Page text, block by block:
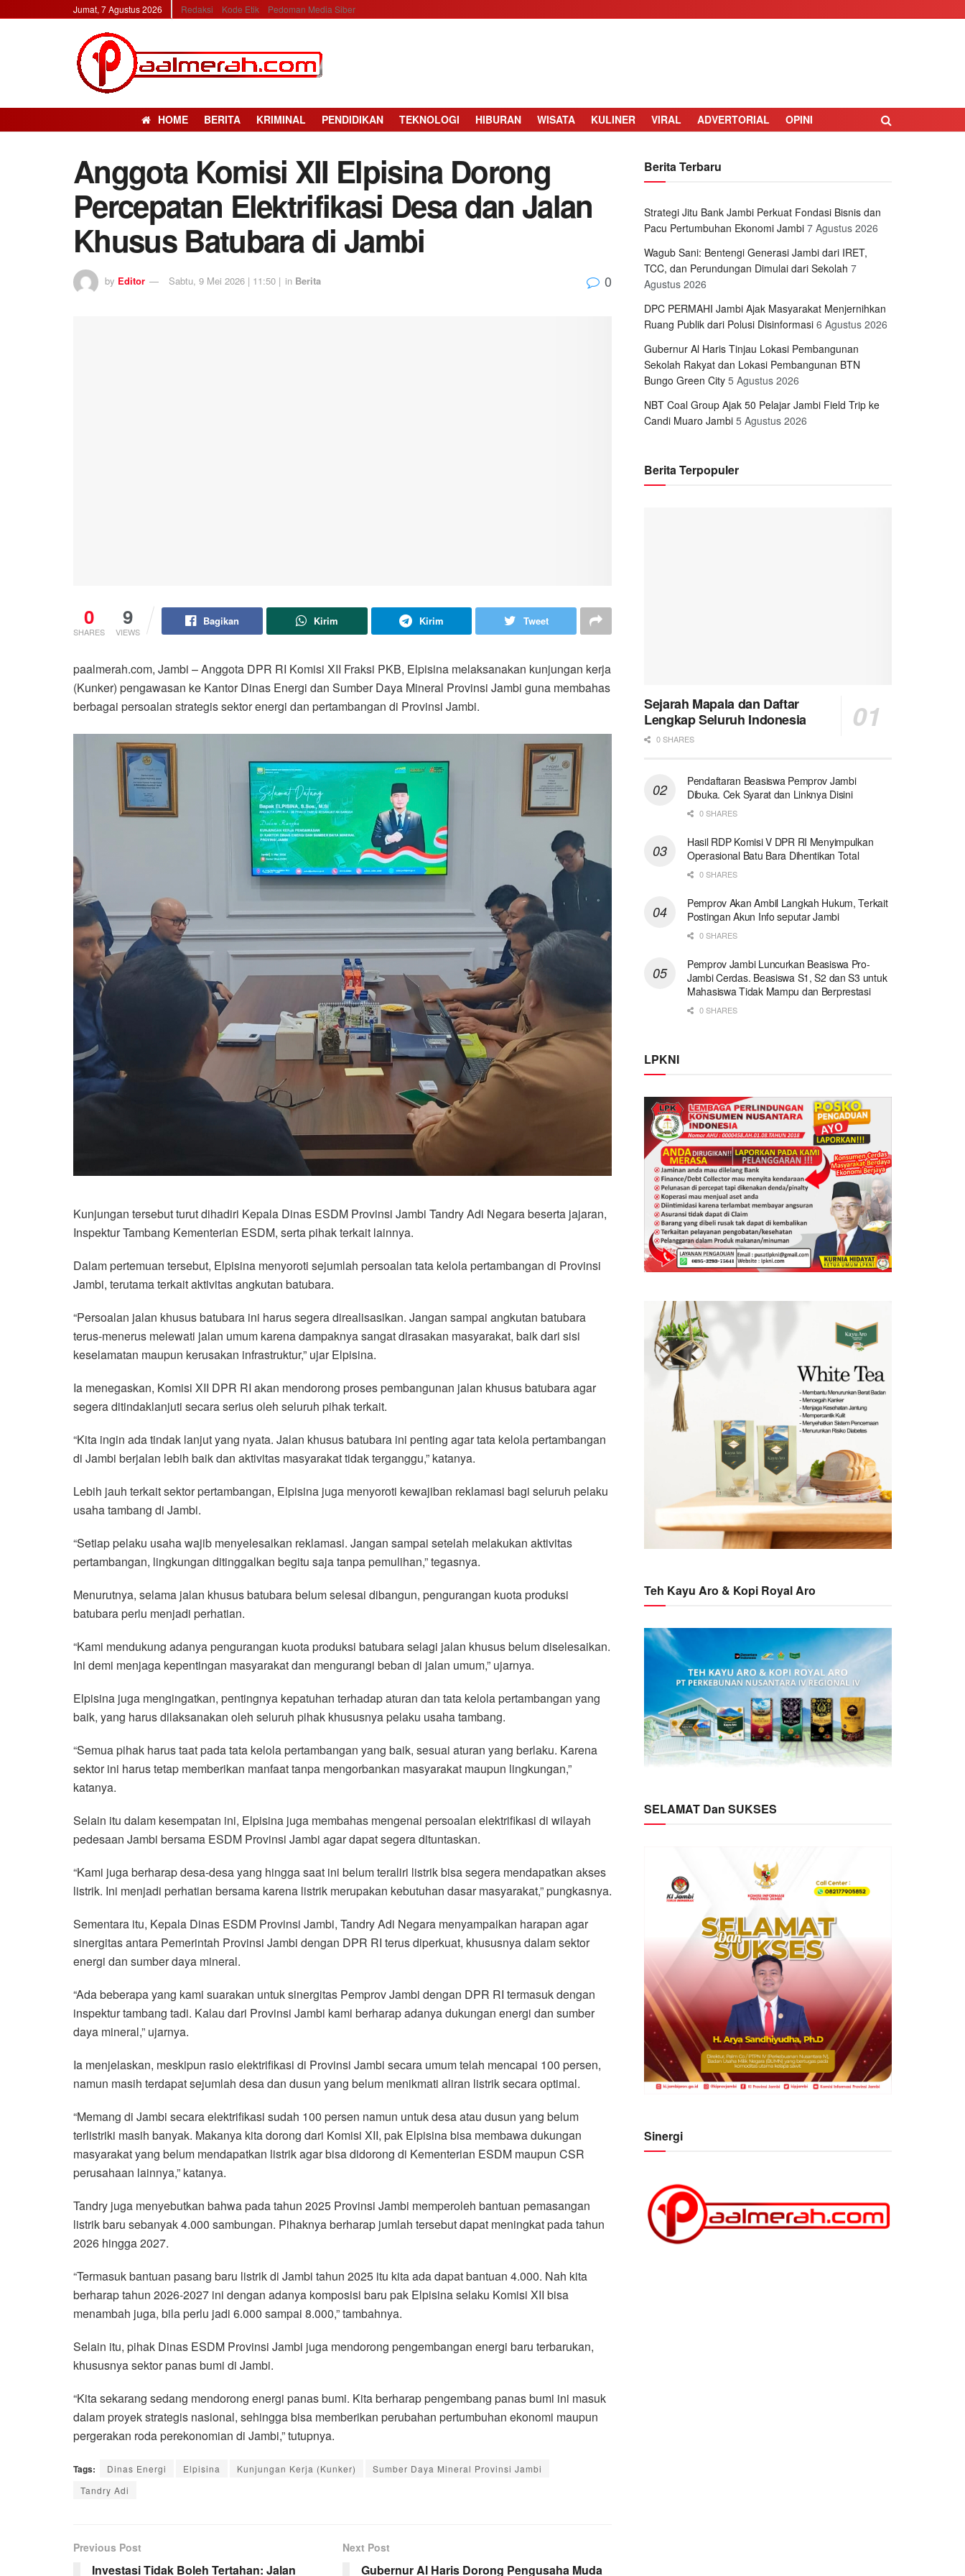
Jumat, 7 Agustus 2026 Redaksi Kode Etik Pedoman Media Siber
HOME BERITA KRIMINAL PENDIDIKAN TEKNOLOGI HIBURAN WISATA KULINER VIRAL ADVERTORIAL OPINI
Anggota Komisi XII Elpisina Dorong
Percepatan Elektrifikasi Desa dan Jalan
Khusus Batubara di Jambi
by Editor Sabtu, 9 Mei 2026 | 11:50 | in Berita 0
0
SHARES
9
VIEWS
Bagikan Kirim Kirim Tweet
paalmerah.com, Jambi – Anggota DPR RI Komisi XII Fraksi PKB, Elpisina melaksanakan kunjungan kerja
(Kunker) pengawasan ke Kantor Dinas Energi dan Sumber Daya Mineral Provinsi Jambi guna membahas
berbagai persoalan strategis sektor energi dan pertambangan di Provinsi Jambi.
Kunjungan tersebut turut dihadiri Kepala Dinas ESDM Provinsi Jambi Tandry Adi Negara beserta jajaran,
Inspektur Tambang Kementerian ESDM, serta pihak terkait lainnya.
Dalam pertemuan tersebut, Elpisina menyoroti sejumlah persoalan tata kelola pertambangan di Provinsi
Jambi, terutama terkait aktivitas angkutan batubara.
“Persoalan jalan khusus batubara ini harus segera direalisasikan. Jangan sampai angkutan batubara
terus-menerus melewati jalan umum karena dampaknya sangat dirasakan masyarakat, baik dari sisi
keselamatan maupun kerusakan infrastruktur,” ujar Elpisina.
Ia menegaskan, Komisi XII DPR RI akan mendorong proses pembangunan jalan khusus batubara agar
segera ditindaklanjuti secara serius oleh seluruh pihak terkait.
“Kita ingin ada tindak lanjut yang nyata. Jalan khusus batubara ini penting agar tata kelola pertambangan
di Jambi berjalan lebih baik dan aktivitas masyarakat tidak terganggu,” katanya.
Lebih jauh terkait sektor pertambangan, Elpisina juga menyoroti kewajiban reklamasi bagi seluruh pelaku
usaha tambang di Jambi.
“Setiap pelaku usaha wajib menyelesaikan reklamasi. Jangan sampai setelah melakukan aktivitas
pertambangan, lingkungan ditinggalkan begitu saja tanpa pemulihan,” tegasnya.
Menurutnya, selama jalan khusus batubara belum selesai dibangun, pengurangan kuota produksi
batubara perlu menjadi perhatian.
“Kami mendukung adanya pengurangan kuota produksi batubara selagi jalan khusus belum diselesaikan.
Ini demi menjaga kepentingan masyarakat dan mengurangi beban di jalan umum,” ujarnya.
Elpisina juga mengingatkan, pentingnya kepatuhan terhadap aturan dan tata kelola pertambangan yang
baik, yang harus dilaksanakan oleh seluruh pihak khususnya pelaku usaha tambang.
“Semua pihak harus taat pada tata kelola pertambangan yang baik, sesuai aturan yang berlaku. Karena
sektor ini harus tetap memberikan manfaat tanpa mengorbankan masyarakat maupun lingkungan,”
katanya.
Selain itu dalam kesempatan ini, Elpisina juga membahas mengenai persoalan elektrifikasi di wilayah
pedesaan Jambi bersama ESDM Provinsi Jambi agar dapat segera dituntaskan.
“Kami juga berharap desa-desa yang hingga saat ini belum teraliri listrik bisa segera mendapatkan akses
listrik. Ini menjadi perhatian bersama karena listrik merupakan kebutuhan dasar masyarakat,” pungkasnya.
Sementara itu, Kepala Dinas ESDM Provinsi Jambi, Tandry Adi Negara menyampaikan harapan agar
sinergitas antara Pemerintah Provinsi Jambi dengan DPR RI terus diperkuat, khususnya dalam sektor
energi dan sumber daya mineral.
“Ada beberapa yang kami suarakan untuk sinergitas Pemprov Jambi dengan DPR RI termasuk dengan
inspektur tambang tadi. Kalau dari Provinsi Jambi kami berharap adanya dukungan energi dan sumber
daya mineral,” ujarnya.
Ia menjelaskan, meskipun rasio elektrifikasi di Provinsi Jambi secara umum telah mencapai 100 persen,
namun masih terdapat sejumlah desa dan dusun yang belum menikmati aliran listrik secara optimal.
“Memang di Jambi secara elektrifikasi sudah 100 persen namun untuk desa atau dusun yang belum
terlistriki masih banyak. Makanya kita dorong dari Komisi XII, pak Elpisina bisa membawa dukungan
masyarakat yang belum mendapatkan listrik agar bisa didorong di Kementerian ESDM maupun CSR
perusahaan lainnya,” katanya.
Tandry juga menyebutkan bahwa pada tahun 2025 Provinsi Jambi memperoleh bantuan pemasangan
listrik baru sebanyak 4.000 sambungan. Pihaknya berharap jumlah tersebut dapat meningkat pada tahun
2026 hingga 2027.
“Termasuk bantuan pasang baru listrik di Jambi tahun 2025 itu kita ada dapat bantuan 4.000. Nah kita
berharap tahun 2026-2027 ini dengan adanya komposisi baru pak Elpisina selaku Komisi XII bisa
menambah juga, bila perlu jadi 6.000 sampai 8.000,” tambahnya.
Selain itu, pihak Dinas ESDM Provinsi Jambi juga mendorong pengembangan energi baru terbarukan,
khususnya sektor panas bumi di Jambi.
“Kita sekarang sedang mendorong energi panas bumi. Kita berharap pengembang panas bumi ini masuk
dalam proyek strategis nasional, sehingga bisa memberikan perubahan pertumbuhan ekonomi maupun
pergerakan roda perekonomian di Jambi,” tutupnya.
Tags: Dinas Energi Elpisina Kunjungan Kerja (Kunker)
Sumber Daya Mineral Provinsi Jambi
Tandry Adi
Previous Post
Investasi Tidak Boleh Tertahan: Jalan
Next Post
Gubernur Al Haris Dorong Pengusaha Muda
Berita Terbaru
Strategi Jitu Bank Jambi Perkuat Fondasi Bisnis dan
Pacu Pertumbuhan Ekonomi Jambi 7 Agustus 2026
Wagub Sani: Bentengi Generasi Jambi dari IRET,
TCC, dan Perundungan Dimulai dari Sekolah 7
Agustus 2026
DPC PERMAHI Jambi Ajak Masyarakat Menjernihkan
Ruang Publik dari Polusi Disinformasi 6 Agustus 2026
Gubernur Al Haris Tinjau Lokasi Pembangunan
Sekolah Rakyat dan Lokasi Pembangunan BTN
Bungo Green City 5 Agustus 2026
NBT Coal Group Ajak 50 Pelajar Jambi Field Trip ke
Candi Muaro Jambi 5 Agustus 2026
Berita Terpopuler
Sejarah Mapala dan Daftar
Lengkap Seluruh Indonesia
0 SHARES
Pendaftaran Beasiswa Pemprov Jambi
Dibuka. Cek Syarat dan Linknya Disini
0 SHARES
Hasil RDP Komisi V DPR RI Menyimpulkan
Operasional Batu Bara Dihentikan Total
0 SHARES
Pemprov Akan Ambil Langkah Hukum, Terkait
Postingan Akun Info seputar Jambi
0 SHARES
Pemprov Jambi Luncurkan Beasiswa Pro-
Jambi Cerdas. Beasiswa S1, S2 dan S3 untuk
Mahasiswa Tidak Mampu dan Berprestasi
0 SHARES
LPKNI
Teh Kayu Aro & Kopi Royal Aro
SELAMAT Dan SUKSES
Sinergi